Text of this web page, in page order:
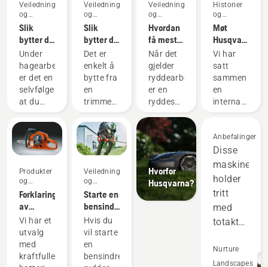
Veiledninger
og
håndbøker
Slik
bytter du
gresskniv
på den
batteridrevne
ryddesagen
Under
hagearbeid
er det en
selvfølge
at du
de rette
redskapene
for å
godt
resultat.
Det er
enkelt å
bytte fra
en
trimmertråden
til en
Produkter
og
innovasjoner
Forklaring
av
Husqvarna
X-Torq®-
motor
Vi har et
utvalg
med
kraftfulle
Velg &
Vinn:
Veiledninger
og
håndbøker
Slik
bytter du
gresskniv
på
ryddesagen
Det er
enkelt å
bytte fra
en
trimmertråden
gresskniv
på
ryddesagen
Husqvarna.
Alt du
trenger å
gjøre, er
å følge
disse
enkle
trinnene.
Veiledninger
og
håndbøker
Starte en
bensindrevet
ryddesag
Hvis du
vil starte
en
bensindrevet
Veiledninger
og
håndbøker
Hvordan
få mest
mulig ut
av
ryddesagen
Når det
gjelder
ryddearbeid,
er en
ryddesag
allsidige
verktøyet.
Denne
bruksveiledningen
for
ryddesag
inneholder
Hvorfor
Husqvarna?
Historier
og
inspirasjon
Møt
Husqvarnas
H-Team
– de
kravstore
brukerne
våre
Vi har
satt
sammen
en
internasjonal
høyt
kvalifiserte
og
respekterte
håndplukket
blant de
aller
fagfolkene
Anbefalinger
Disse
maskinene
holder
tritt
med
overgår
Nurture
Landscapes